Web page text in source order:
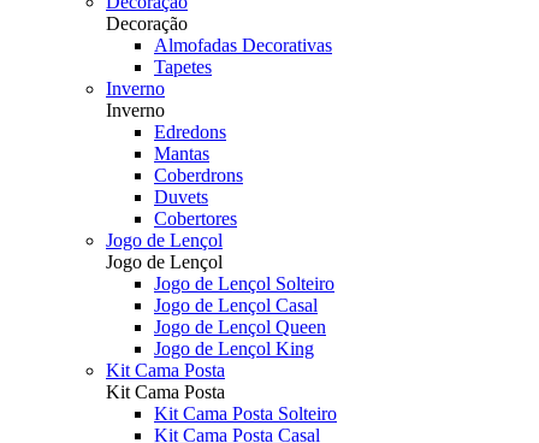
Decoração
Almofadas Decorativas
Tapetes
Inverno
Inverno
Edredons
Mantas
Coberdrons
Duvets
Cobertores
Jogo de Lençol
Jogo de Lençol
Jogo de Lençol Solteiro
Jogo de Lençol Casal
Jogo de Lençol Queen
Jogo de Lençol King
Kit Cama Posta
Kit Cama Posta
Kit Cama Posta Solteiro
Kit Cama Posta Casal